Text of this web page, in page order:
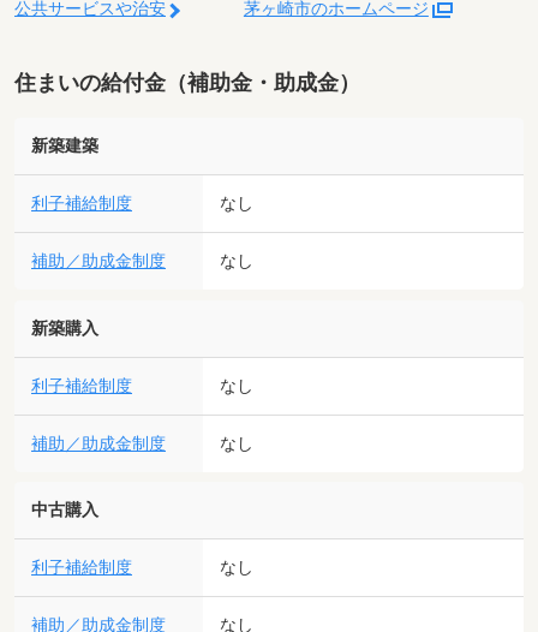
公共サービスや治安 茅ヶ崎市のホームページ
住まいの給付金（補助金・助成金）
新築建築
利子補給制度 なし
補助／助成金制度 なし
新築購入
利子補給制度 なし
補助／助成金制度 なし
中古購入
利子補給制度 なし
補助／助成金制度 なし